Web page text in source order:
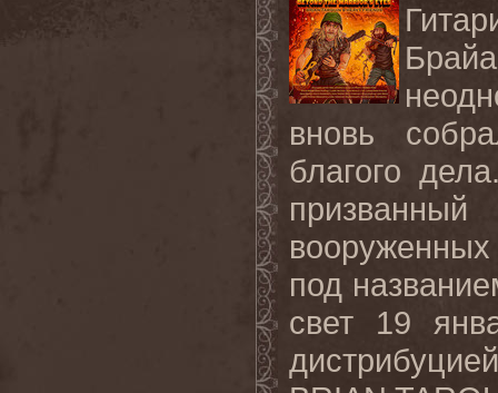
вновь
благого
под
свет 19